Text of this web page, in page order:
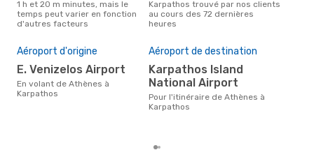
1 h et 20 m minutes, mais le
temps peut varier en fonction
d'autres facteurs
Karpathos trouvé par nos clients
au cours des 72 dernières
heures
Aéroport d'origine
E. Venizelos Airport
En volant de Athènes à
Karpathos
Aéroport de destination
Karpathos Island
National Airport
Pour l'itinéraire de Athènes à
Karpathos